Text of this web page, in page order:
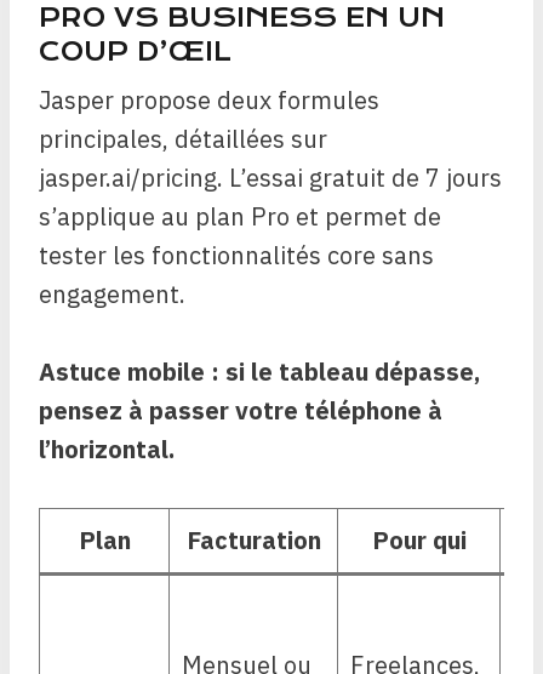
PRO VS BUSINESS EN UN
COUP D’ŒIL
Jasper propose deux formules
principales, détaillées sur
jasper.ai/pricing. L’essai gratuit de 7 jours
s’applique au plan Pro et permet de
tester les fonctionnalités core sans
engagement.
Astuce mobile : si le tableau dépasse,
pensez à passer votre téléphone à
l’horizontal.
Plan Facturation Pour qui
Mensuel ou Freelances,